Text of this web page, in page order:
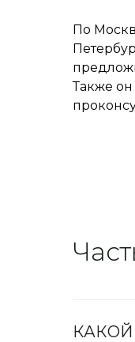
По
Также